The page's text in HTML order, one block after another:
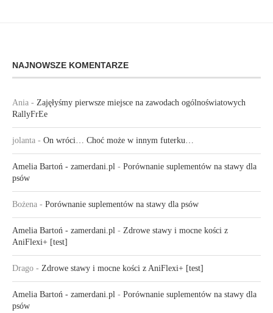
NAJNOWSZE KOMENTARZE
Ania - Zajęłyśmy pierwsze miejsce na zawodach ogólnoświatowych
RallyFrEe
jolanta - On wróci… Choć może w innym futerku…
Amelia Bartoń - zamerdani.pl - Porównanie suplementów na stawy dla
psów
Bożena - Porównanie suplementów na stawy dla psów
Amelia Bartoń - zamerdani.pl - Zdrowe stawy i mocne kości z
AniFlexi+ [test]
Drago - Zdrowe stawy i mocne kości z AniFlexi+ [test]
Amelia Bartoń - zamerdani.pl - Porównanie suplementów na stawy dla
psów